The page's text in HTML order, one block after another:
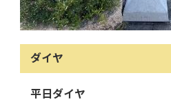
ダイヤ
平日ダイヤ